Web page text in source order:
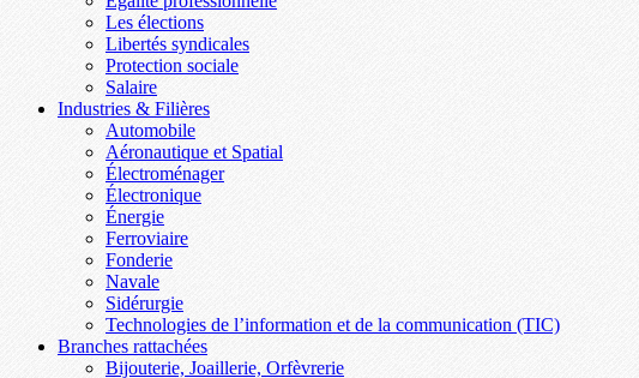
Les élections
Libertés syndicales
Protection sociale
Salaire
Industries & Filières
Automobile
Aéronautique et Spatial
Électroménager
Électronique
Énergie
Ferroviaire
Fonderie
Navale
Sidérurgie
Technologies de l’information et de la communication (TIC)
Branches rattachées
Bijouterie, Joaillerie, Orfèvrerie